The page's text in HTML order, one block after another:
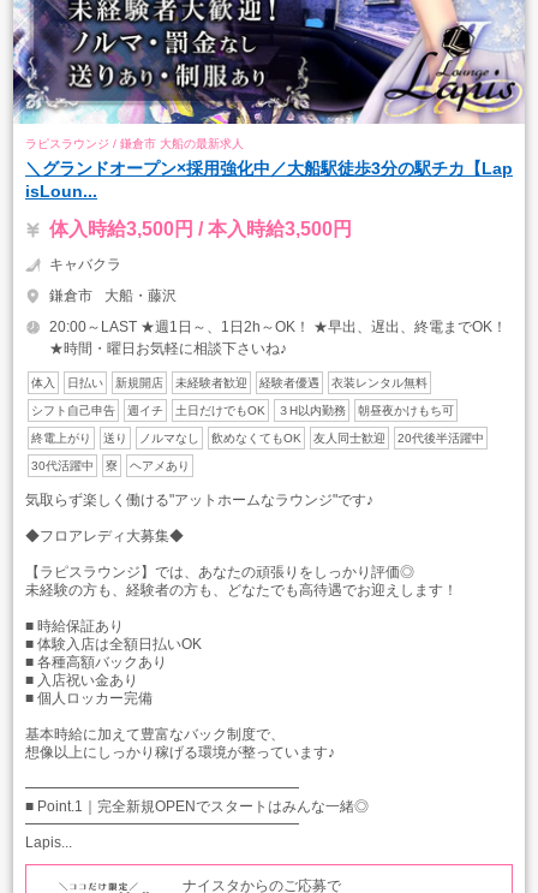
ラピスラウンジ / 鎌倉市 大船の最新求人
＼グランドオープン×採用強化中／大船駅徒歩3分の駅チカ【Lap
isLoun...
体入時給3,500円 / 本入時給3,500円
キャバクラ
鎌倉市
大船・藤沢
20:00～LAST ★週1日～、1日2h～OK！ ★早出、遅出、終電までOK！
★時間・曜日お気軽に相談下さいね♪
体入 日払い 新規開店 未経験者歓迎 経験者優遇 衣装レンタル無料
シフト自己申告 週イチ 土日だけでもOK ３H以内勤務 朝昼夜かけもち可
終電上がり 送り ノルマなし 飲めなくてもOK 友人同士歓迎 20代後半活躍中
30代活躍中 寮 ヘアメあり
気取らず楽しく働ける"アットホームなラウンジ"です♪
◆フロアレディ大募集◆
【ラピスラウンジ】では、あなたの頑張りをしっかり評価◎
未経験の方も、経験者の方も、どなたでも高待遇でお迎えします！
■ 時給保証あり
■ 体験入店は全額日払いOK
■ 各種高額バックあり
■ 入店祝い金あり
■ 個人ロッカー完備
基本時給に加えて豊富なバック制度で、
想像以上にしっかり稼げる環境が整っています♪
━━━━━━━━━━━━━━━━━━━
■ Point.1｜完全新規OPENでスタートはみんな一緒◎
━━━━━━━━━━━━━━━━━━━
Lapis...
ナイスタからのご応募で